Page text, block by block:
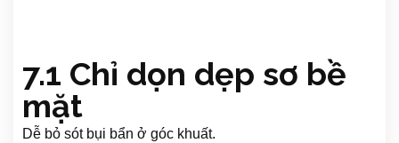
7.1 Chỉ dọn dẹp sơ bề
mặt
Dễ bỏ sót bụi bẩn ở góc khuất.